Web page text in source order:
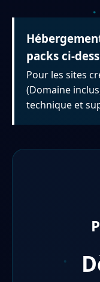
packs ci-
Pour les sites
(Domaine
technique et